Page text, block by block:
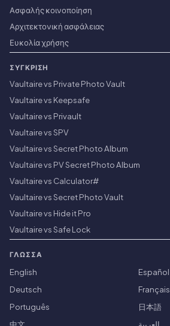
Ασφαλής κοινοποίηση
Αρχιτεκτονική ασφάλειας
Ευκολία χρήσης
ΣΎΓΚΡΙΣΗ
Vaultaire vs Private Photo Vault
Vaultaire vs Keepsafe
Vaultaire vs Privault
Vaultaire vs SPV
Vaultaire vs Secret Photo Album
Vaultaire vs PV Secret Photo Album
Vaultaire vs Calculator#
Vaultaire vs Secret Photo Vault
Vaultaire vs Hide it Pro
Vaultaire vs Safe Lock
ΓΛΏΣΣΑ
English
Español
Deutsch
Français
Português
日本語